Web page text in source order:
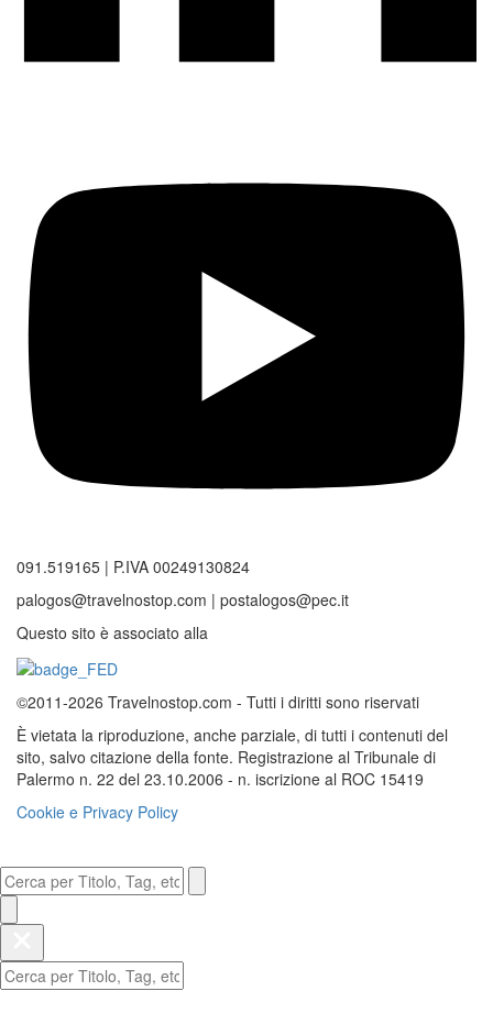
091.519165 | P.IVA 00249130824
palogos@travelnostop.com | postalogos@pec.it
Questo sito è associato alla
©2011-2026 Travelnostop.com - Tutti i diritti sono riservati
È vietata la riproduzione, anche parziale, di tutti i contenuti del
sito, salvo citazione della fonte. Registrazione al Tribunale di
Palermo n. 22 del 23.10.2006 - n. iscrizione al ROC 15419
Cookie e Privacy Policy